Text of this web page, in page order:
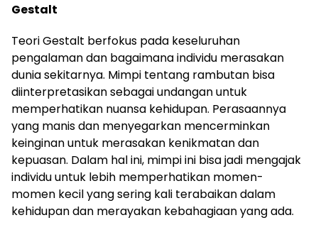
Gestalt
Teori Gestalt berfokus pada keseluruhan
pengalaman dan bagaimana individu merasakan
dunia sekitarnya. Mimpi tentang rambutan bisa
diinterpretasikan sebagai undangan untuk
memperhatikan nuansa kehidupan. Perasaannya
yang manis dan menyegarkan mencerminkan
keinginan untuk merasakan kenikmatan dan
kepuasan. Dalam hal ini, mimpi ini bisa jadi mengajak
individu untuk lebih memperhatikan momen-
momen kecil yang sering kali terabaikan dalam
kehidupan dan merayakan kebahagiaan yang ada.